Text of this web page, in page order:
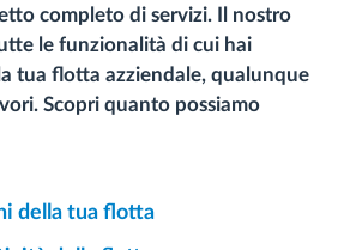
completo di servizi. Il nostro
le funzionalità di cui hai
tua flotta azziendale, qualunque
Scopri quanto possiamo
della tua flotta